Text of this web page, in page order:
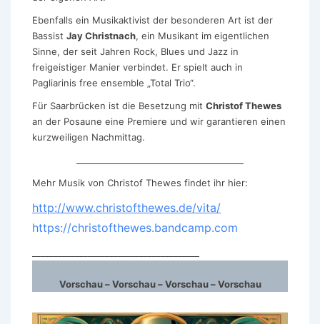
Ebenfalls ein Musikaktivist der besonderen Art ist der
Bassist Jay Christnach, ein Musikant im eigentlichen
Sinne, der seit Jahren Rock, Blues und Jazz in
freigeistiger Manier verbindet. Er spielt auch in
Pagliarinis free ensemble „Total Trio“.
Für Saarbrücken ist die Besetzung mit Christof Thewes
an der Posaune eine Premiere und wir garantieren einen
kurzweiligen Nachmittag.
Mehr Musik von Christof Thewes findet ihr hier:
http://www.christofthewes.de/vita/
https://christofthewes.bandcamp.com
Vorschau – Vorschau – Vorschau – Vorschau